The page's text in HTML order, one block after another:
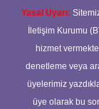
Yasal Uyarı:
İletişim Kurumu
hizmet
denetleme veya
üyelerimiz
üye olarak bu